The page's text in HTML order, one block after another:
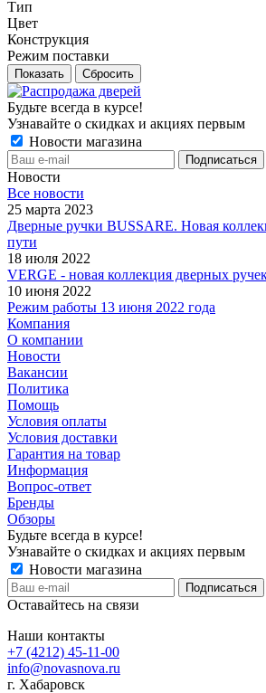
Тип
Цвет
Конструкция
Режим поставки
Сбросить
Будьте всегда в курсе!
Узнавайте о скидках и акциях первым
Новости магазина
Новости
Все новости
25 марта 2023
Дверные ручки BUSSARE. Новая
пути
18 июля 2022
VERGE - новая коллекция дверных
10 июня 2022
Режим работы 13 июня 2022 года
Компания
О компании
Новости
Вакансии
Политика
Помощь
Условия оплаты
Условия доставки
Гарантия на товар
Информация
Вопрос-ответ
Бренды
Обзоры
Будьте всегда в курсе!
Узнавайте о скидках и акциях первым
Новости магазина
Оставайтесь на связи
Наши контакты
+7 (4212) 45-11-00
info@novasnova.ru
г. Хабаровск